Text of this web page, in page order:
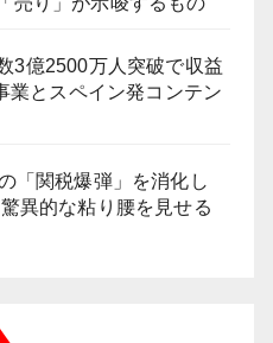
3億2500万人突破で収益
とスペイン発コンテン
「関税爆弾」を消化し
異的な粘り腰を見せる